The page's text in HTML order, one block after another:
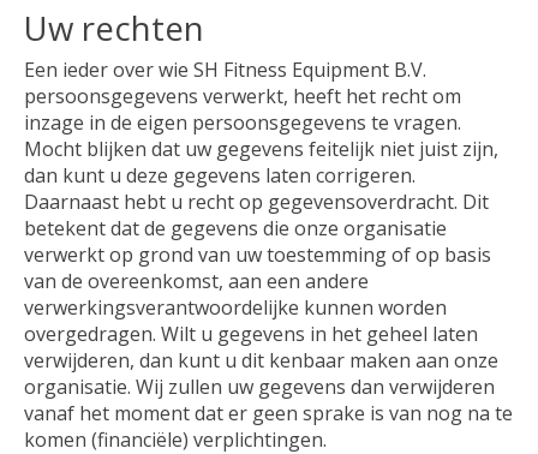
Uw rechten
Een ieder over wie SH Fitness Equipment B.V.
persoonsgegevens verwerkt, heeft het recht om
inzage in de eigen persoonsgegevens te vragen.
Mocht blijken dat uw gegevens feitelijk niet juist zijn,
dan kunt u deze gegevens laten corrigeren.
Daarnaast hebt u recht op gegevensoverdracht. Dit
betekent dat de gegevens die onze organisatie
verwerkt op grond van uw toestemming of op basis
van de overeenkomst, aan een andere
verwerkingsverantwoordelijke kunnen worden
overgedragen. Wilt u gegevens in het geheel laten
verwijderen, dan kunt u dit kenbaar maken aan onze
organisatie. Wij zullen uw gegevens dan verwijderen
vanaf het moment dat er geen sprake is van nog na te
komen (financiële) verplichtingen.